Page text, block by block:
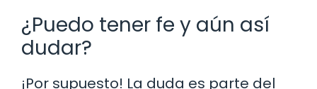
¿Puedo tener fe y aún así
dudar?
¡Por supuesto! La duda es parte del